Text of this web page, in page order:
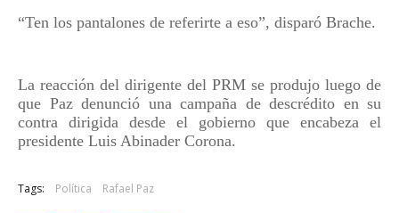
“Ten los pantalones de referirte a eso”, disparó Brache.
La reacción del dirigente del PRM se produjo luego de
que Paz denunció una campaña de descrédito en su
contra dirigida desde el gobierno que encabeza el
presidente Luis Abinader Corona.
Tags: Política Rafael Paz